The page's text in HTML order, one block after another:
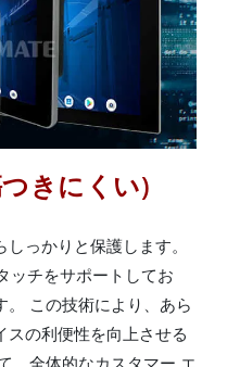
きにくい)
っかりと保護します。
ッチをサポートしてお
。 この技術により、あら
スの利便性を向上させる